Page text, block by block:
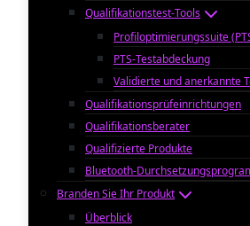
Qualifikationstest-Tools
Profiloptimierungssuite
PTS-Testabdeckung
Validierte und anerkannte
Qualifikationsprüfeinrichtungen
Qualifikationsberater
Qualifizierte Produkte
Bluetooth-
Branden Sie Ihr Produkt
Überblick